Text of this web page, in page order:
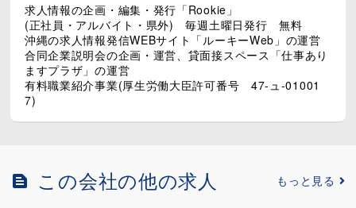
求人情報の企画・編集・発行「Rookie」
(正社員・アルバイト・県外) 毎週土曜日発行 無料
沖縄の求人情報発信WEBサイト「ルーキーWeb」の運営
合同企業説明会の企画・運営、貸面接スペース「仕事あり
ますプラザ」の運営
有料職業紹介事業(厚生労働大臣許可番号 47-ュ-01001
7)
この会社の他の求人 もっと見る